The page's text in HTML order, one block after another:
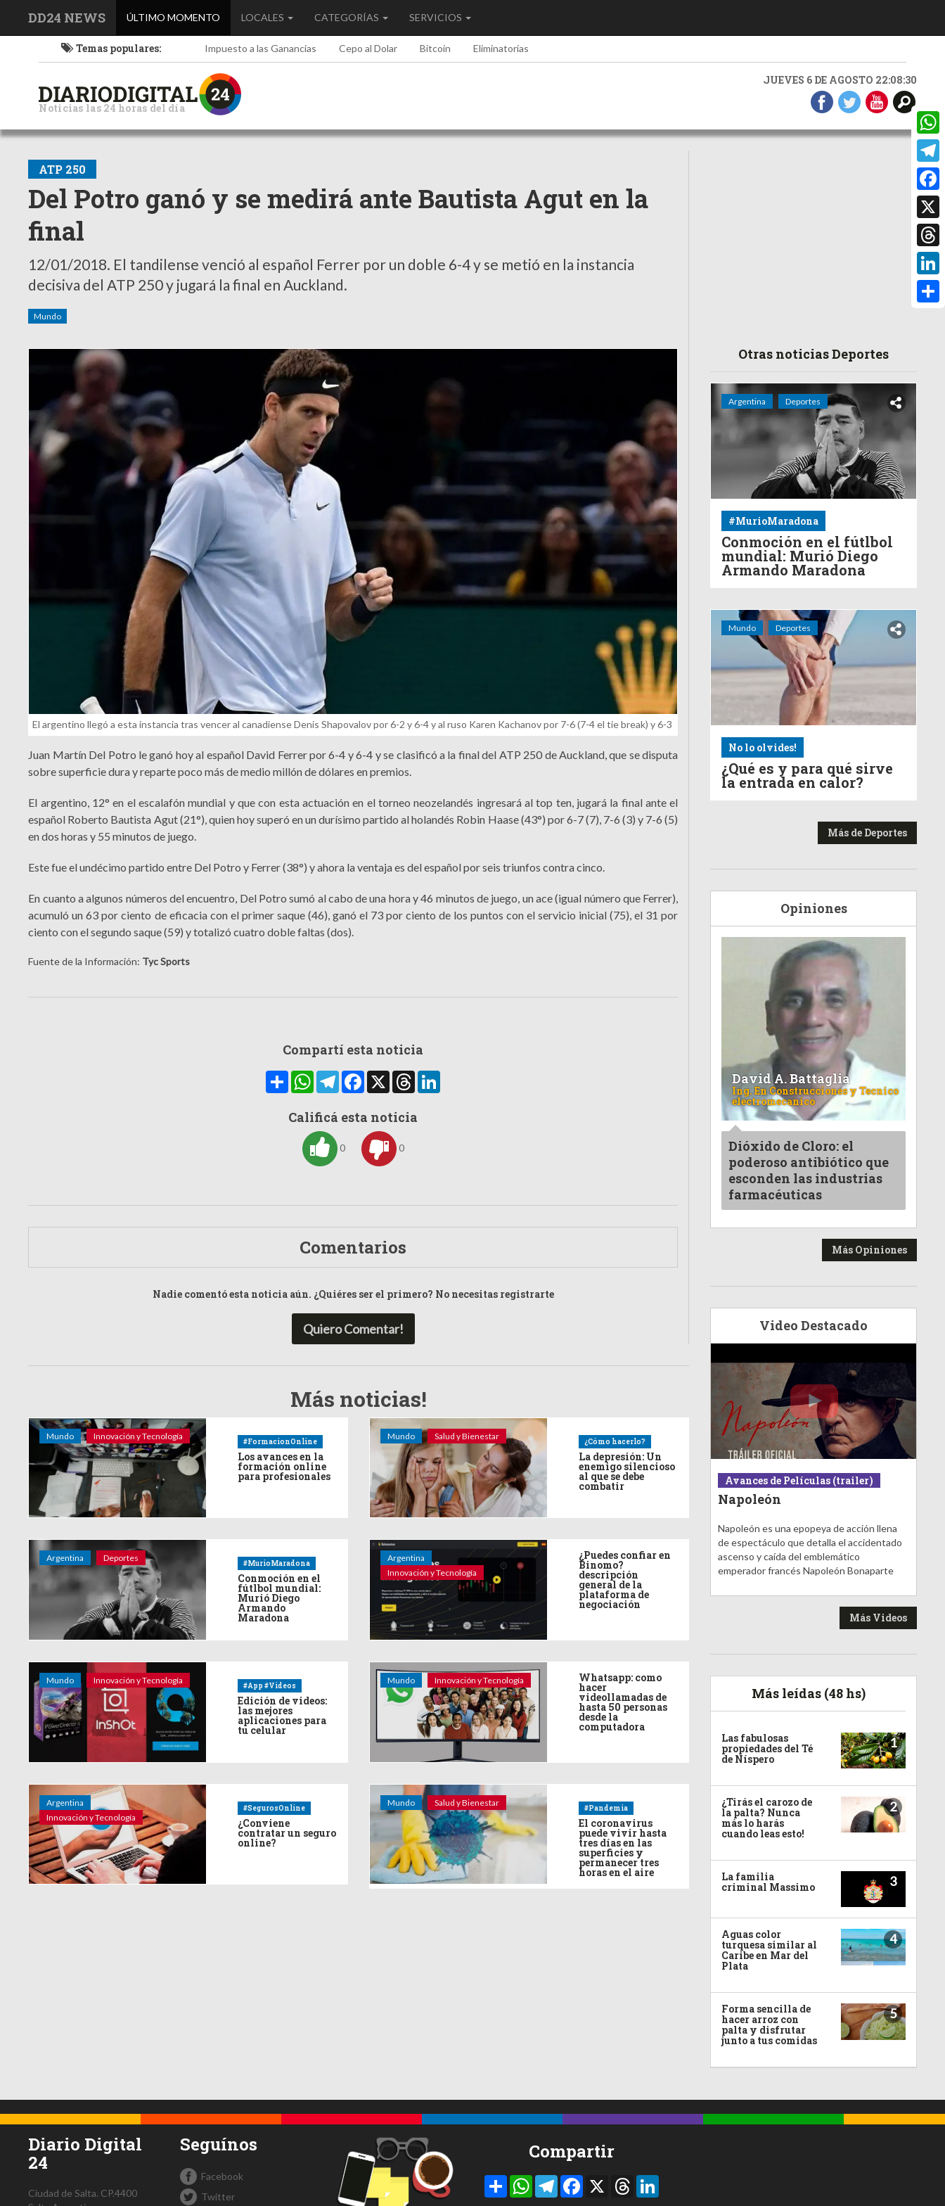
DD24 NEWS ÚLTIMO MOMENTO (current)LOCALES CATEGORÍAS SERVICIOS
Temas populares: Impuesto a las Ganancias Cepo al Dolar Bitcoin Eliminatorias
Noticias las 24 horas del día
JUEVES 6 DE AGOSTO 22:08:32
ATP 250
Del Potro ganó y se medirá ante Bautista Agut en la
final
12/01/2018. El tandilense venció al español Ferrer por un doble 6-4 y se metió en la instancia
decisiva del ATP 250 y jugará la final en Auckland.
Mundo
El argentino llegó a esta instancia tras vencer al canadiense Denis Shapovalov por 6-2 y 6-4 y al ruso Karen Kachanov por 7-6 (7-4 el tie break) y 6-3
Juan Martín Del Potro le ganó hoy al español David Ferrer por 6-4 y 6-4 y se clasificó a la final del ATP 250 de Auckland, que se disputa
sobre superficie dura y reparte poco más de medio millón de dólares en premios.
El argentino, 12° en el escalafón mundial y que con esta actuación en el torneo neozelandés ingresará al top ten, jugará la final ante el
español Roberto Bautista Agut (21°), quien hoy superó en un durísimo partido al holandés Robin Haase (43°) por 6-7 (7), 7-6 (3) y 7-6 (5)
en dos horas y 55 minutos de juego.
Este fue el undécimo partido entre Del Potro y Ferrer (38°) y ahora la ventaja es del español por seis triunfos contra cinco.
En cuanto a algunos números del encuentro, Del Potro sumó al cabo de una hora y 46 minutos de juego, un ace (igual número que Ferrer),
acumuló un 63 por ciento de eficacia con el primer saque (46), ganó el 73 por ciento de los puntos con el servicio inicial (75), el 31 por
ciento con el segundo saque (59) y totalizó cuatro doble faltas (dos).
Fuente de la Información: Tyc Sports
Compartí esta noticia
CompartirWhatsAppTelegramFacebook
X Threads
Calificá esta noticia
0 0
Comentarios
Nadie comentó esta noticia aún. ¿Quiéres ser el primero? No necesitas registrarte
Quiero Comentar!
Más noticias!
Mundo Innovación y Tecnología
#FormacionOnline
Los avances en la
formación online
para profesionales
Mundo Salud y Bienestar
¿Cómo hacerlo?
La depresión: Un
enemigo silencioso
al que se debe
combatir
Argentina Deportes
#MurioMaradona
Conmoción en el
fútlbol mundial:
Murió Diego
Armando
Maradona
Argentina
Innovación y Tecnología
¿Puedes confiar en
Binomo?
descripción
general de la
plataforma de
negociación
Mundo Innovación y Tecnología
#App #Videos
Edición de videos:
las mejores
aplicaciones para
tu celular
Mundo Innovación y Tecnología Whatsapp: como
hacer
videollamadas de
hasta 50 personas
desde la
computadora
Argentina
Innovación y Tecnología
#SegurosOnline
¿Conviene
contratar un seguro
online?
Mundo Salud y Bienestar
#Pandemia
El coronavirus
puede vivir hasta
tres días en las
superficies y
permanecer tres
horas en el aire
Otras noticias Deportes
Argentina Deportes
#MurioMaradona
Conmoción en el fútlbol
mundial: Murió Diego
Armando Maradona
Mundo Deportes
No lo olvides!
¿Qué es y para qué sirve
la entrada en calor?
Más de Deportes
Opiniones
David A. Battaglia
Ing. En Construcciones y Tecnico
electromecanico
Dióxido de Cloro: el
poderoso antibiótico que
esconden las industrias
farmacéuticas
Más Opiniones
Video Destacado
Avances de Películas (trailer)
Napoleón
Napoleón es una epopeya de acción llena
de espectáculo que detalla el accidentado
ascenso y caída del emblemático
emperador francés Napoleón Bonaparte
Más Videos
Más leídas (48 hs)
Las fabulosas
propiedades del Té
de Níspero
1
¿Tirás el carozo de
la palta? Nunca
más lo harás
cuando leas esto!
2
La familia
criminal Massimo 3
Aguas color
turquesa similar al
Caribe en Mar del
Plata
4
Forma sencilla de
hacer arroz con
palta y disfrutar
junto a tus comidas
5
Diario Digital
24
Ciudad de Salta. CP.4400
Seguínos
Facebook
Twitter
Compartir
CompartirWhatsAppTelegramFacebook Threads
X